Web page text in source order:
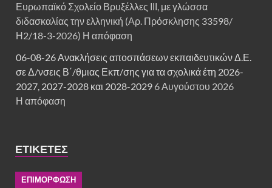
Ευρωπαϊκό Σχολείο Βρυξέλλες ΙΙΙ, με γλώσσα
διδασκαλίας την ελληνική (Αρ. Πρόσκλησης 33598/
Η2/18-3-2026) Η απόφαση
06-08-26 Ανακλήσεις αποσπάσεων εκπαιδευτικών Δ.Ε.
σε Δ/νσεις Β΄/θμιας Εκπ/σης για τα σχολικά έτη 2026-
2027, 2027-2028 και 2028-2029 6 Αυγούστου 2026
Η απόφαση
ΕΤΙΚΈΤΕΣ
ΕΠΙΜΟΡΦΩΣΗ